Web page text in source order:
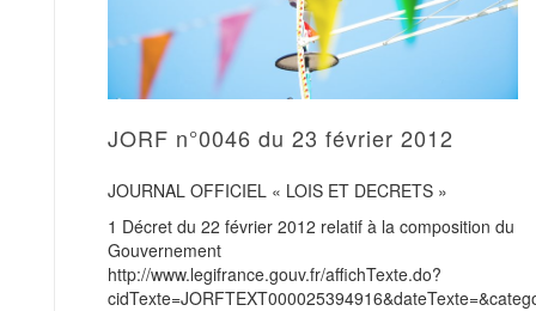
JORF n°0046 du 23 février 2012
JOURNAL OFFICIEL « LOIS ET DECRETS »
1 Décret du 22 février 2012 relatif à la composition du
Gouvernement
http://www.legifrance.gouv.fr/affichTexte.do?